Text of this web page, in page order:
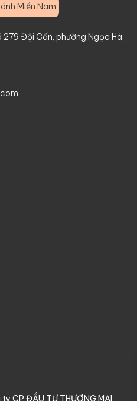
Miền Nam
Đội Cấn, phường Ngọc Hà,
CP ĐẦU TƯ THƯƠNG MẠI